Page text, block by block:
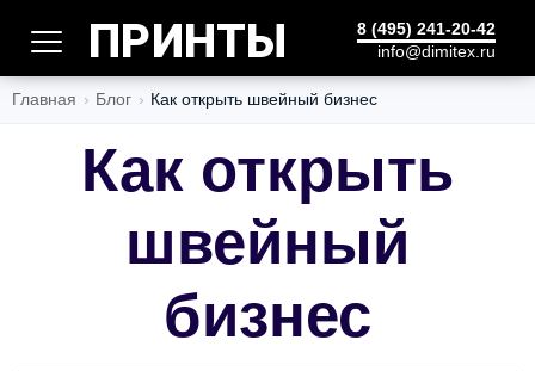
ПРИНТЫ
8 (495) 241-20-42
info@dimitex.ru
Главная Блог Как открыть швейный бизнес
Как открыть
швейный
бизнес